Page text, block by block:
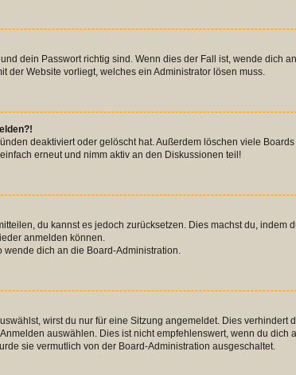
dein Passwort richtig sind. Wenn dies der Fall ist, wende dich
der Website vorliegt, welches ein Administrator lösen muss.
deaktiviert oder gelöscht hat. Außerdem löschen viele
erneut und nimm aktiv an den Diskussionen teil!
du kannst es jedoch zurücksetzen. Dies machst du, indem
anmelden können.
wende dich an die Board-Administration.
wirst du nur für eine Sitzung angemeldet. Dies
auswählen. Dies ist nicht empfehlenswert, wenn du
sie vermutlich von der Board-Administration ausgeschaltet.